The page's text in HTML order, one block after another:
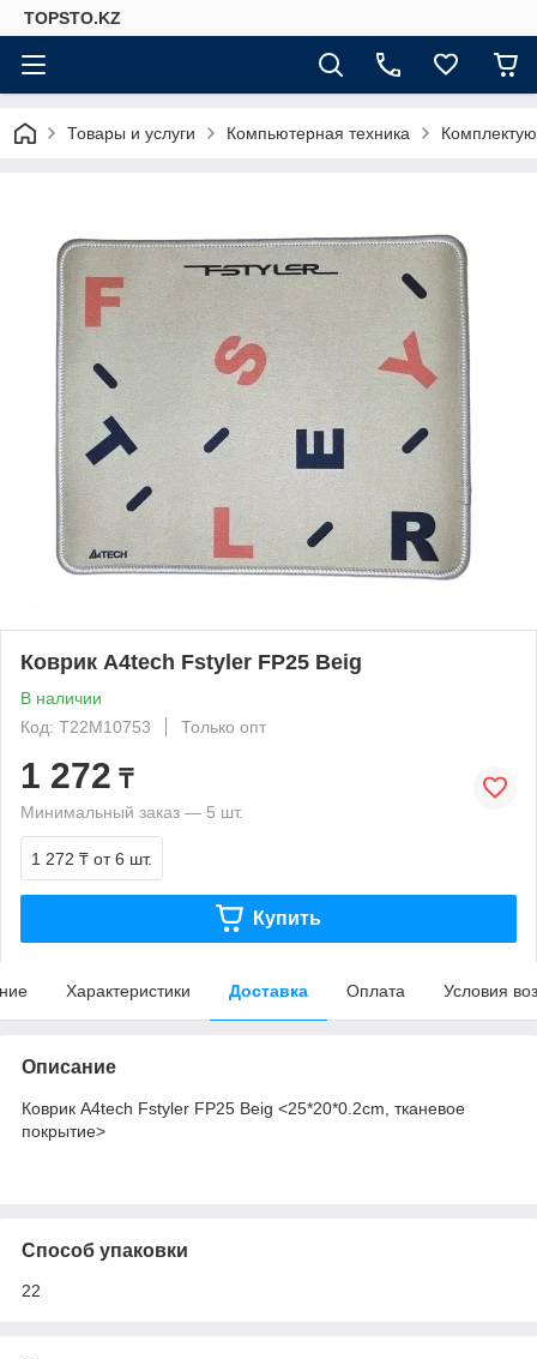
TOPSTO.KZ
Товары и услуги Компьютерная техника
Коврик A4tech Fstyler FP25 Beig
В наличии
Код: T22M10753
Только опт
1 272 ₸
Минимальный заказ — 5 шт.
1 272 ₸ от 6 шт.
Купить
Характеристики Доставка Оплата Условия
Описание
Коврик A4tech Fstyler FP25 Beig <25*20*0.2cm, тканевое
покрытие>
Способ упаковки
22